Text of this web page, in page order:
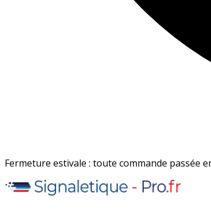
Fermeture estivale : toute commande passée